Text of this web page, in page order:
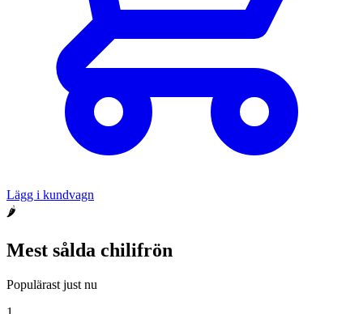
Lägg i kundvagn
🌶
Mest sålda chilifrön
Populärast just nu